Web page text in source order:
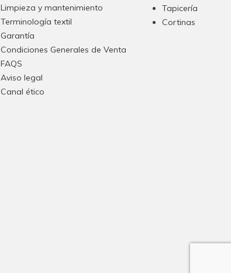
Limpieza y mantenimiento
Terminología textil
Garantía
Condiciones Generales de Venta
FAQS
Aviso legal
Canal ético
Tapicería
Cortinas